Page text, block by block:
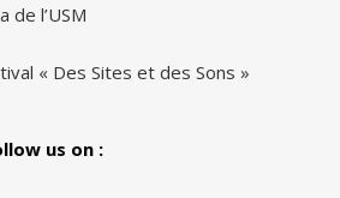
de l’USM
« Des Sites et des Sons »
us on :